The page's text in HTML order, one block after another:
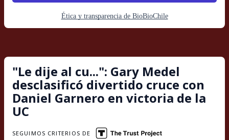
Ética y transparencia de BioBioChile
"Le dije al cu...": Gary Medel
desclasificó divertido cruce con
Daniel Garnero en victoria de la
UC
SEGUIMOS CRITERIOS DE